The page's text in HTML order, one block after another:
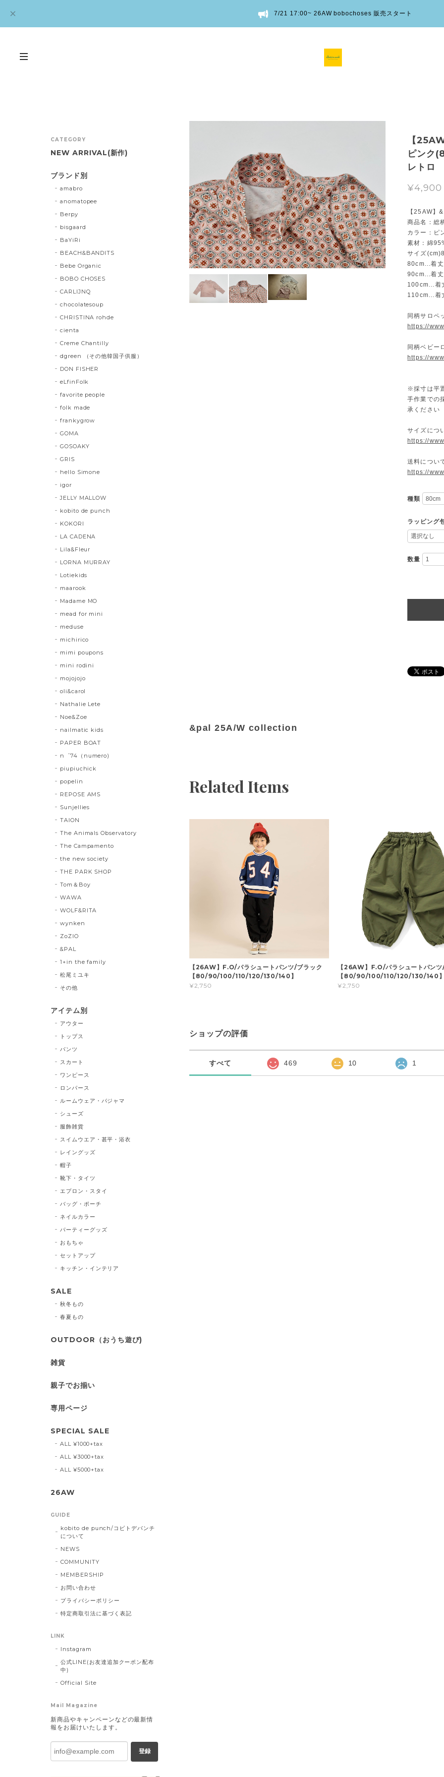
7/21 17:00~ 26AW bobochoses 販売スタート
【
ピンク
レトロ
¥4,900
【25AW】
商品名：総
カラー：ピ
素材：綿
サイズ
80cm...着
90cm...着
100cm...着
110cm...着
同柄サロペ
https://
同柄ベビー
https://
※採寸は平
手作業での
承ください
サイズにつ
https://
送料につい
https://
種類
ラッピング
数量
&pal 25A/W collection
Related Items
【26AW】F.O/パラシュートパンツ/ブラック
【80/90/100/110/120/130/140】
¥2,750
【26AW】F.O/パラシュートパン
【80/90/100/110/120/130/140
¥2,750
ショップの評価
すべて 469 10 1
CATEGORY
NEW ARRIVAL(新作)
ブランド別
amabro
anomatopee
Berpy
bisgaard
BaYiRi
BEACH&BANDITS
Bebe Organic
BOBO CHOSES
CARLIJNQ
chocolatesoup
CHRISTINA rohde
cienta
Creme Chantilly
dgreen （その他韓国子供服）
DON FISHER
eLfinFolk
favorite people
folk made
frankygrow
GOMA
GOSOAKY
GRIS
hello Simone
igor
JELLY MALLOW
kobito de punch
KOKORI
LA CADENA
Lila&Fleur
LORNA MURRAY
Lotiekids
maarook
Madame MO
mead for mini
meduse
michirico
mimi poupons
mini rodini
mojojojo
oli&carol
Nathalie Lete
Noe&Zoe
nailmatic kids
PAPER BOAT
n゜74（numero)
piupiuchick
popelin
REPOSE AMS
Sunjellies
TAION
The Animals Observatory
The Campamento
the new society
THE PARK SHOP
Tom＆Boy
WAWA
WOLF&RITA
wynken
ZoZIO
&PAL
1+in the family
松尾ミユキ
その他
アイテム別
アウター
トップス
パンツ
スカート
ワンピース
ロンパース
ルームウェア・パジャマ
シューズ
服飾雑貨
スイムウエア・甚平・浴衣
レイングッズ
帽子
靴下・タイツ
エプロン・スタイ
バッグ・ポーチ
ネイルカラー
パーティーグッズ
おもちゃ
セットアップ
キッチン・インテリア
SALE
秋冬もの
春夏もの
OUTDOOR（おうち遊び)
雑貨
親子でお揃い
専用ページ
SPECIAL SALE
ALL ¥1000+tax
ALL ¥3000+tax
ALL ¥5000+tax
26AW
GUIDE
kobito de punch/コビトデパンチ
について
NEWS
COMMUNITY
MEMBERSHIP
お問い合わせ
プライバシーポリシー
特定商取引法に基づく表記
LINK
Instagram
公式LINE(お友達追加クーポン配布
中)
Official Site
Mail Magazine
新商品やキャンペーンなどの最新情
報をお届けいたします。
登録